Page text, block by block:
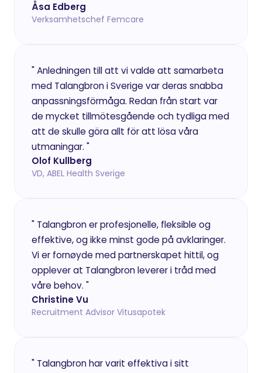
Åsa Edberg
Verksamhetschef Femcare
" Anledningen till att vi valde att samarbeta
med Talangbron i Sverige var deras snabba
anpassningsförmåga. Redan från start var
de mycket tillmötesgående och tydliga med
att de skulle göra allt för att lösa våra
utmaningar. "
Olof Kullberg
VD, ABEL Health Sverige
" Talangbron er profesjonelle, fleksible og
effektive, og ikke minst gode på avklaringer.
Vi er fornøyde med partnerskapet hittil, og
opplever at Talangbron leverer i tråd med
våre behov. "
Christine Vu
Recruitment Advisor Vitusapotek
" Talangbron har varit effektiva i sitt